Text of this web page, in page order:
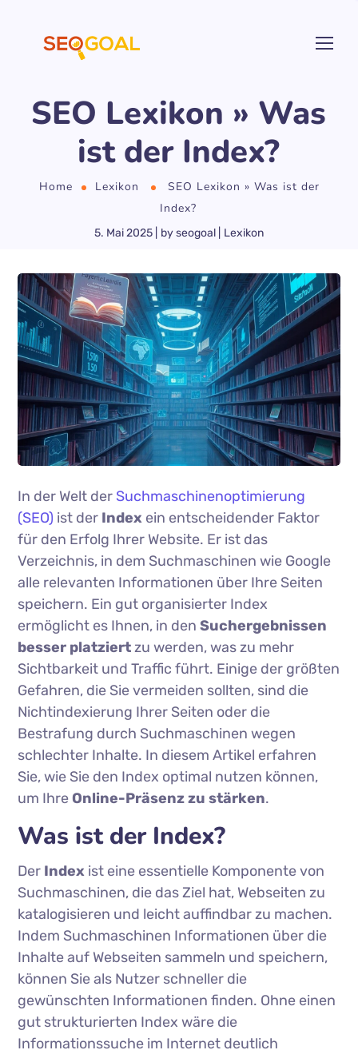
SEO Lexikon » Was
ist der Index?
Home Lexikon
SEO Lexikon » Was ist der
Index?
5. Mai 2025 byseogoal Lexikon
In der Welt der Suchmaschinenoptimierung
(SEO) ist der Index ein entscheidender Faktor
für den Erfolg Ihrer Website. Er ist das
Verzeichnis, in dem Suchmaschinen wie Google
alle relevanten Informationen über Ihre Seiten
speichern. Ein gut organisierter Index
ermöglicht es Ihnen, in denSuchergebnissen
besser platziertzu werden, was zu mehr
Sichtbarkeit und Traffic führt. Einige der größten
Gefahren, die Sie vermeiden sollten, sind die
Nichtindexierung Ihrer Seiten oder die
Bestrafung durch Suchmaschinen wegen
schlechter Inhalte. In diesem Artikel erfahren
Sie, wie Sie den Index optimal nutzen können,
um Ihre Online-Präsenz zu stärken.
Was ist der Index?
Der Index ist eine essentielle Komponente von
Suchmaschinen, die das Ziel hat, Webseiten zu
katalogisieren und leicht auffindbar zu machen.
Indem Suchmaschinen Informationen über die
Inhalte auf Webseiten sammeln und speichern,
können Sie als Nutzer schneller die
gewünschten Informationen finden. Ohne einen
gut strukturierten Index wäre die
Informationssuche im Internet deutlich